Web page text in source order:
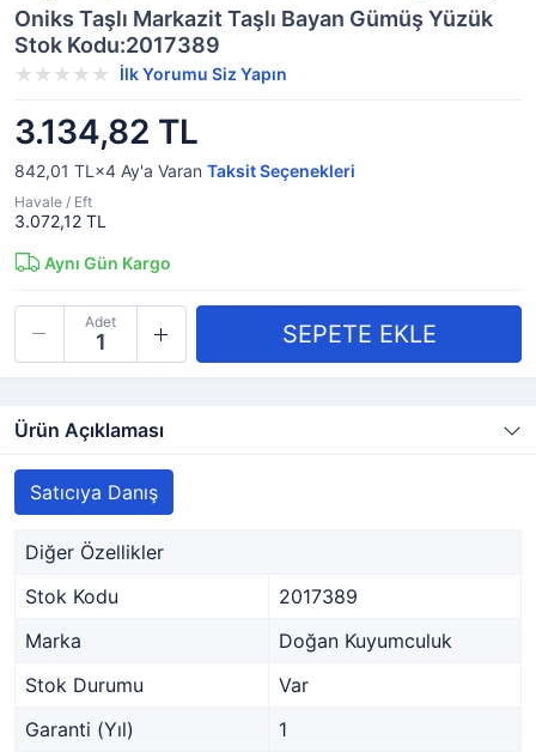
Oniks Taşlı Markazit Taşlı Bayan Gümüş Yüzük
Stok Kodu:2017389
İlk Yorumu Siz Yapın
3.134,82 TL
842,01 TL×4 Ay'a Varan Taksit Seçenekleri
Havale / Eft
3.072,12 TL
Aynı Gün Kargo
Adet
Ürün Açıklaması
Satıcıya Danış
Diğer Özellikler
Stok Kodu
2017389
Marka
Doğan Kuyumculuk
Stok Durumu
Var
Garanti (Yıl)
1